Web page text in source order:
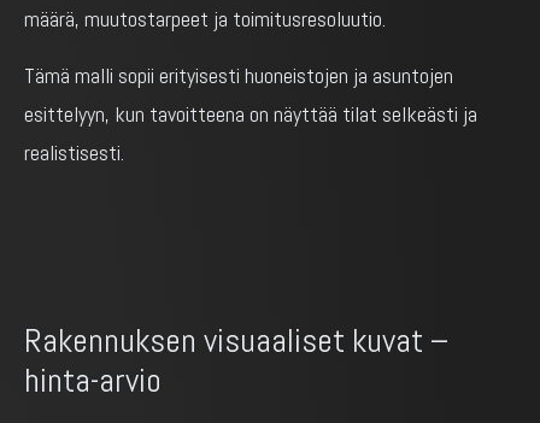
määrä, muutostarpeet ja toimitusresoluutio.
Tämä malli sopii erityisesti huoneistojen ja asuntojen
esittelyyn, kun tavoitteena on näyttää tilat selkeästi ja
realistisesti.
Rakennuksen visuaaliset kuvat –
hinta-arvio